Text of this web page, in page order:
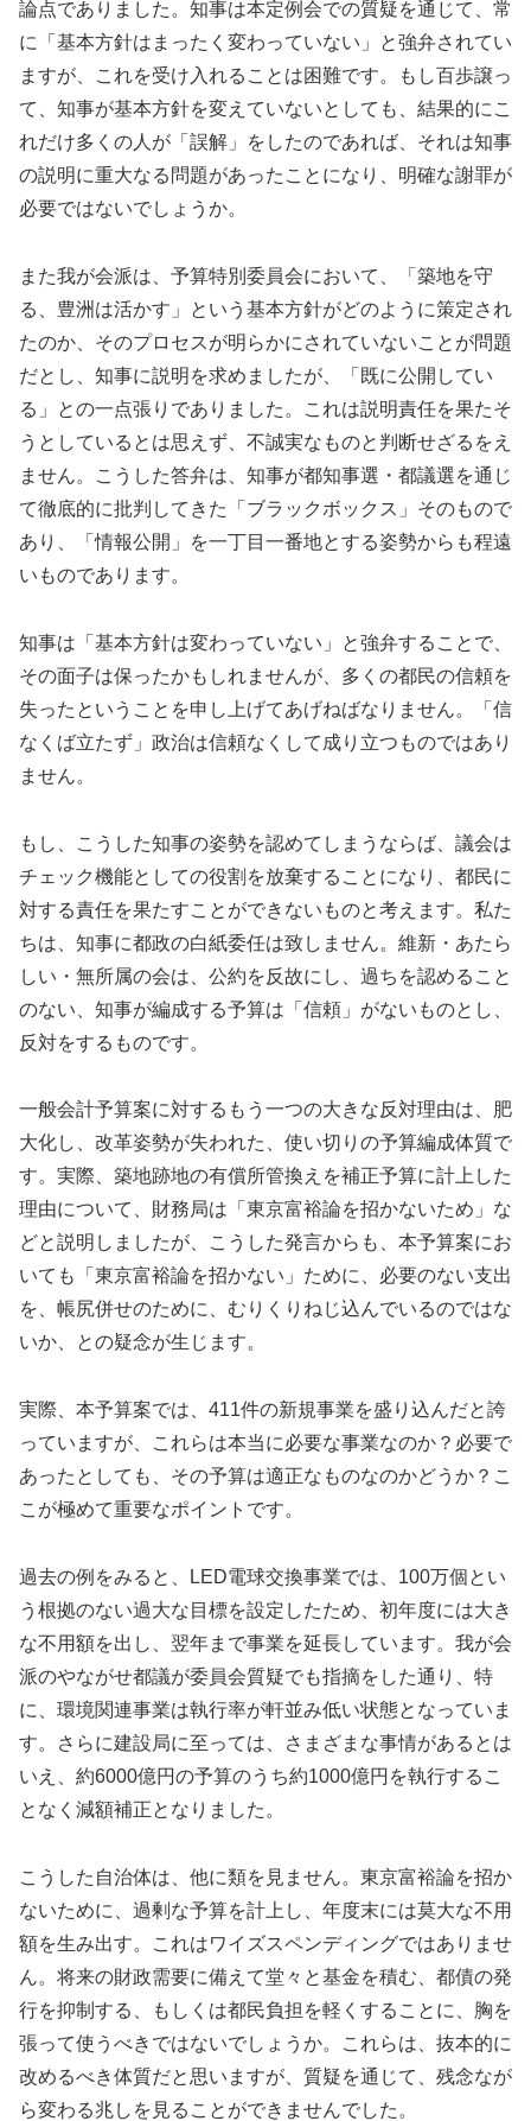
論点でありました。知事は本定例会での質疑を通じて、常
に「基本方針はまったく変わっていない」と強弁されてい
ますが、これを受け入れることは困難です。もし百歩譲っ
て、知事が基本方針を変えていないとしても、結果的にこ
れだけ多くの人が「誤解」をしたのであれば、それは知事
の説明に重大なる問題があったことになり、明確な謝罪が
必要ではないでしょうか。
また我が会派は、予算特別委員会において、「築地を守
る、豊洲は活かす」という基本方針がどのように策定され
たのか、そのプロセスが明らかにされていないことが問題
だとし、知事に説明を求めましたが、「既に公開してい
る」との一点張りでありました。これは説明責任を果たそ
うとしているとは思えず、不誠実なものと判断せざるをえ
ません。こうした答弁は、知事が都知事選・都議選を通じ
て徹底的に批判してきた「ブラックボックス」そのもので
あり、「情報公開」を一丁目一番地とする姿勢からも程遠
いものであります。
知事は「基本方針は変わっていない」と強弁することで、
その面子は保ったかもしれませんが、多くの都民の信頼を
失ったということを申し上げてあげねばなりません。「信
なくば立たず」政治は信頼なくして成り立つものではあり
ません。
もし、こうした知事の姿勢を認めてしまうならば、議会は
チェック機能としての役割を放棄することになり、都民に
対する責任を果たすことができないものと考えます。私た
ちは、知事に都政の白紙委任は致しません。維新・あたら
しい・無所属の会は、公約を反故にし、過ちを認めること
のない、知事が編成する予算は「信頼」がないものとし、
反対をするものです。
一般会計予算案に対するもう一つの大きな反対理由は、肥
大化し、改革姿勢が失われた、使い切りの予算編成体質で
す。実際、築地跡地の有償所管換えを補正予算に計上した
理由について、財務局は「東京富裕論を招かないため」な
どと説明しましたが、こうした発言からも、本予算案にお
いても「東京富裕論を招かない」ために、必要のない支出
を、帳尻併せのために、むりくりねじ込んでいるのではな
いか、との疑念が生じます。
実際、本予算案では、411件の新規事業を盛り込んだと誇
っていますが、これらは本当に必要な事業なのか？必要で
あったとしても、その予算は適正なものなのかどうか？こ
こが極めて重要なポイントです。
過去の例をみると、LED電球交換事業では、100万個とい
う根拠のない過大な目標を設定したため、初年度には大き
な不用額を出し、翌年まで事業を延長しています。我が会
派のやながせ都議が委員会質疑でも指摘をした通り、特
に、環境関連事業は執行率が軒並み低い状態となっていま
す。さらに建設局に至っては、さまざまな事情があるとは
いえ、約6000億円の予算のうち約1000億円を執行するこ
となく減額補正となりました。
こうした自治体は、他に類を見ません。東京富裕論を招か
ないために、過剰な予算を計上し、年度末には莫大な不用
額を生み出す。これはワイズスペンディングではありませ
ん。将来の財政需要に備えて堂々と基金を積む、都債の発
行を抑制する、もしくは都民負担を軽くすることに、胸を
張って使うべきではないでしょうか。これらは、抜本的に
改めるべき体質だと思いますが、質疑を通じて、残念なが
ら変わる兆しを見ることができませんでした。